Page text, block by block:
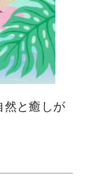
然と癒しが